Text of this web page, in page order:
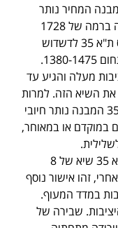
מבנה המחיר נותר
חיובי. שיא כול הזמנים במדד ת"א 35 היה ברמה של 1728
והתקבל בסוף יולי 2015. לאחר מכן נכנס ת"א 35 לדשדוש
ובשנים 2016 ו-2017 היה יציב מאוד בתחום 1380-1475.
רצועת היציבות מעלה והגיע עד
את השיא הזה. למרות
החולשה הבולטת ממנה סובל מדד ת"א 35 המבנה נותר חיובי
במוקדם או במאוחר,
בעליה של ה-1 באוגוסט השנה, שבר ת"א 35 שיא של 8
זהו אישור נוסף
במדד המעוף.
שבירה של